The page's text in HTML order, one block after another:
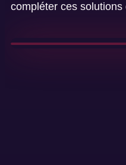
compléter ces